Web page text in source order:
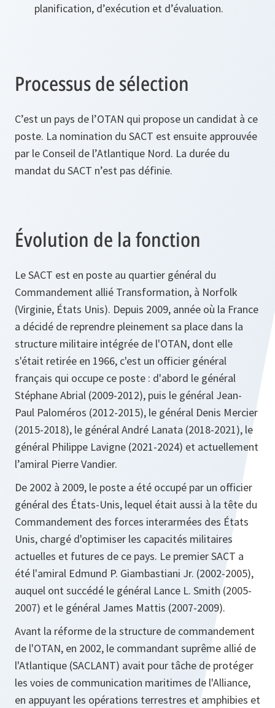
planification, d’exécution et d’évaluation.
Processus de sélection
C’est un pays de l’OTAN qui propose un candidat à ce
poste. La nomination du SACT est ensuite approuvée
par le Conseil de l’Atlantique Nord. La durée du
mandat du SACT n’est pas définie.
Évolution de la fonction
Le SACT est en poste au quartier général du
Commandement allié Transformation, à Norfolk
(Virginie, États Unis). Depuis 2009, année où la France
a décidé de reprendre pleinement sa place dans la
structure militaire intégrée de l'OTAN, dont elle
s'était retirée en 1966, c'est un officier général
français qui occupe ce poste : d'abord le général
Stéphane Abrial (2009-2012), puis le général Jean-
Paul Paloméros (2012-2015), le général Denis Mercier
(2015-2018), le général André Lanata (2018-2021), le
général Philippe Lavigne (2021-2024) et actuellement
l’amiral Pierre Vandier.
De 2002 à 2009, le poste a été occupé par un officier
général des États-Unis, lequel était aussi à la tête du
Commandement des forces interarmées des États
Unis, chargé d'optimiser les capacités militaires
actuelles et futures de ce pays. Le premier SACT a
été l'amiral Edmund P. Giambastiani Jr. (2002-2005),
auquel ont succédé le général Lance L. Smith (2005-
2007) et le général James Mattis (2007-2009).
Avant la réforme de la structure de commandement
de l'OTAN, en 2002, le commandant suprême allié de
l'Atlantique (SACLANT) avait pour tâche de protéger
les voies de communication maritimes de l'Alliance,
en appuyant les opérations terrestres et amphibies et